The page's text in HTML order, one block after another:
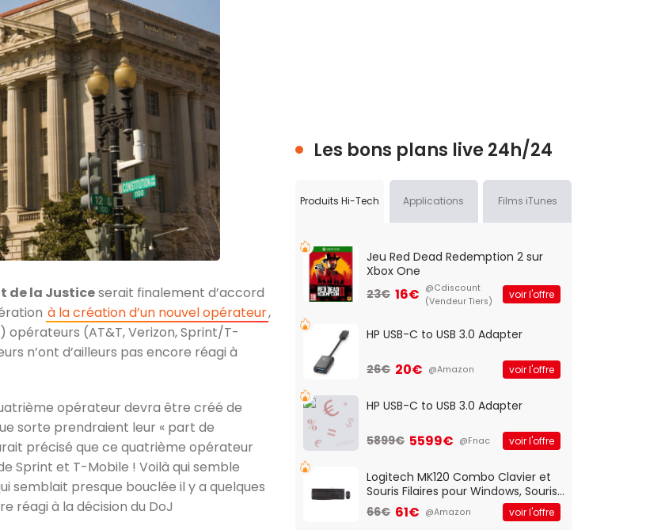
de la Justiceserait finalement d’accord
à la création d’un nouvel opérateur,
(AT&T, Verizon, Sprint/T-
n’ont d’ailleurs pas encore réagi à
opérateur devra être créé de
sorte prendraient leur « part de
précisé que ce quatrième opérateur
Sprint et T-Mobile ! Voilà qui semble
semblait presque bouclée il y a quelques
réagi à la décision du DoJ
Les bons plans live 24h/24
Produits Hi-Tech Applications Films iTunes
Jeu Red Dead Redemption 2 sur
Xbox One
23€ 16€ @Cdiscount
(Vendeur Tiers)
voir l'offre
HP USB-C to USB 3.0 Adapter
26€ 20€ @Amazon voir l'offre
HP USB-C to USB 3.0 Adapter
5899€ 5599€ @Fnac voir l'offre
Logitech MK120 Combo Clavier et
Souris Filaires pour Windows, Souris
Optique Filaire, Connexion USB Plug
And Play, Confortable, Taille
66€ 61€ @Amazon voir l'offre